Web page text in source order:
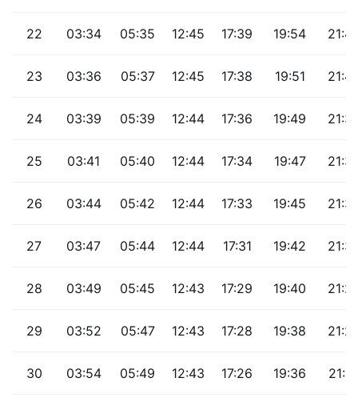
22 03:34 05:35 12:45 17:39 19:54
23 03:36 05:37 12:45 17:38 19:51
24 03:39 05:39 12:44 17:36 19:49
25 03:41 05:40 12:44 17:34 19:47
26 03:44 05:42 12:44 17:33 19:45
27 03:47 05:44 12:44 17:31 19:42
28 03:49 05:45 12:43 17:29 19:40
29 03:52 05:47 12:43 17:28 19:38
30 03:54 05:49 12:43 17:26 19:36 21:21